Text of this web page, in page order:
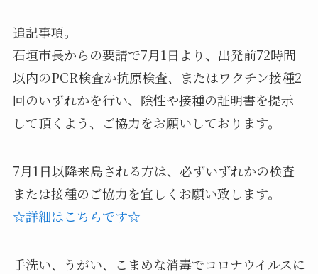
追記事項。
石垣市長からの要請で7月1日より、出発前72時間
以内のPCR検査か抗原検査、またはワクチン接種2
回のいずれかを行い、陰性や接種の証明書を提示
して頂くよう、ご協力をお願いしております。
7月1日以降来島される方は、必ずいずれかの検査
または接種のご協力を宜しくお願い致します。
☆詳細はこちらです☆
手洗い、うがい、こまめな消毒でコロナウイルスに